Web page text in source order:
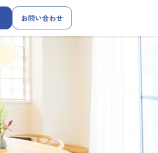
お問い合わせ